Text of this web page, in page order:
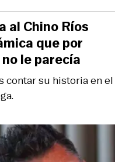
contar su historia en el
al Chino Ríos
que por
le parecía